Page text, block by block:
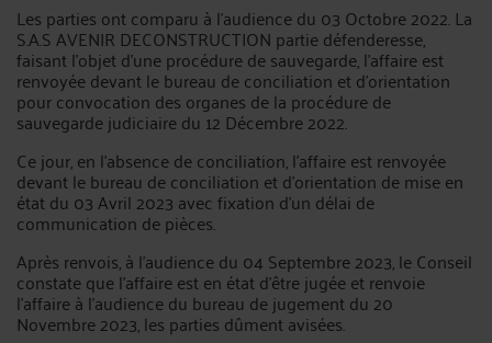
Les parties ont comparu à l'audience du 03 Octobre 2022. La
S.A.S AVENIR DECONSTRUCTION partie défenderesse,
faisant l'objet d'une procédure de sauvegarde, l'affaire est
renvoyée devant le bureau de conciliation et d'orientation
pour convocation des organes de la procédure de
sauvegarde judiciaire du 12 Décembre 2022.
Ce jour, en l'absence de conciliation, l'affaire est renvoyée
devant le bureau de conciliation et d'orientation de mise en
état du 03 Avril 2023 avec fixation d'un délai de
communication de pièces.
Après renvois, à l'audience du 04 Septembre 2023, le Conseil
constate que l'affaire est en état d'être jugée et renvoie
l'affaire à l'audience du bureau de jugement du 20
Novembre 2023, les parties dûment avisées.